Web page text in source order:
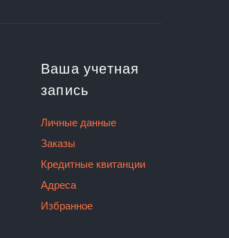
Ваша учетная
запись
Личные данные
Заказы
Кредитные квитанции
Адреса
Избранное